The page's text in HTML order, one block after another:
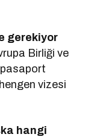
gerekiyor
Birliği ve
vizesi
hangi